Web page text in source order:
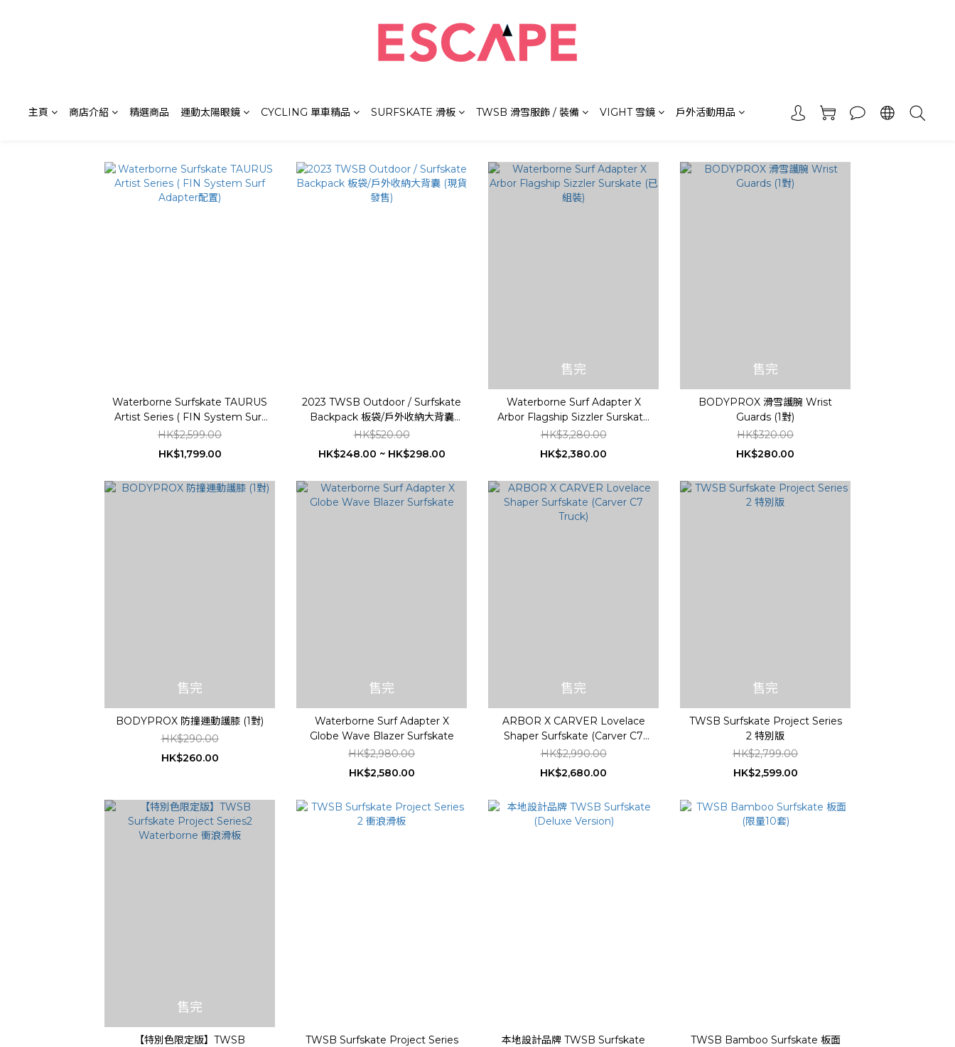
主頁 商店介紹 精選商品 運動太陽眼鏡 CYCLING 單車精品 SURFSKATE 滑板 TWSB 滑雪服飾 / 裝備 VIGHT 雪鏡 戶外活動用品
Waterborne Surfskate TAURUS
Artist Series ( FIN System Surf
Adapter配置)
HK$2,599.00
HK$1,799.00
2023 TWSB Outdoor / Surfskate
Backpack 板袋/戶外收納大背囊
(現貨發售)
HK$520.00
HK$248.00 ~ HK$298.00
售完
Waterborne Surf Adapter X
Arbor Flagship Sizzler Surskate
(已組裝)
HK$3,280.00
HK$2,380.00
售完
BODYPROX 滑雪護腕 Wrist
Guards (1對)
HK$320.00
HK$280.00
售完
BODYPROX 防撞運動護膝 (1對)
HK$290.00
HK$260.00
售完
Waterborne Surf Adapter X
Globe Wave Blazer Surfskate
HK$2,980.00
HK$2,580.00
售完
ARBOR X CARVER Lovelace
Shaper Surfskate (Carver C7
Truck)
HK$2,990.00
HK$2,680.00
售完
TWSB Surfskate Project Series
2 特別版
HK$2,799.00
HK$2,599.00
售完
【特別色限定版】TWSB
TWSB Surfskate Project Series
本地設計品牌 TWSB Surfskate
TWSB Bamboo Surfskate 板面